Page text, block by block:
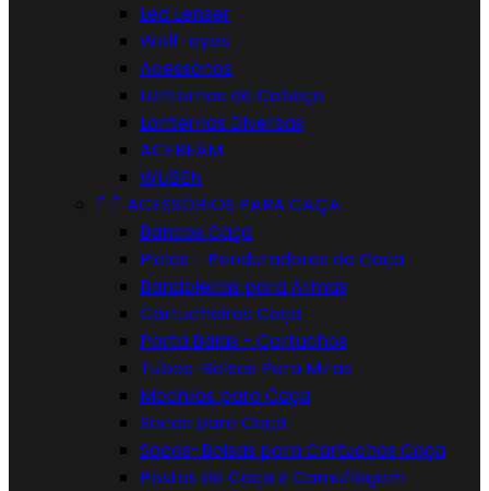
Led Lenser
Wolf-eyes
Acessórios
Lanternas de Cabeça
Lanternas Diversas
ACEBEAM
WUBEN
  ACESSÓRIOS PARA CAÇA
Bancos Caça
Piolas - Penduradores de Caça
Bandoleiras para Armas
Cartucheiras Caça
Porta Balas - Cartuchos
Tubos-Bolsas Para Miras
Mochilas para Caça
Sacos para Caça
Sacos-Bolsas para Cartuchos Caça
Postos de Caça e Camuflagem